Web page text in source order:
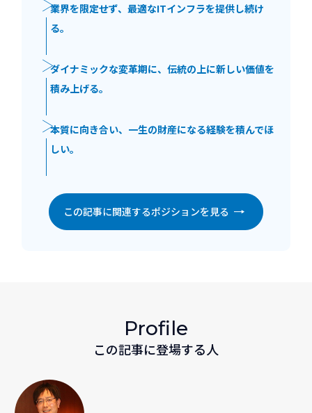
業界を限定せず、最適なITインフラを提供し続け
る。
ダイナミックな変革期に、伝統の上に新しい価値を
積み上げる。
本質に向き合い、一生の財産になる経験を積んでほ
しい。
この記事に関連するポジションを見る
Profile
この記事に登場する人